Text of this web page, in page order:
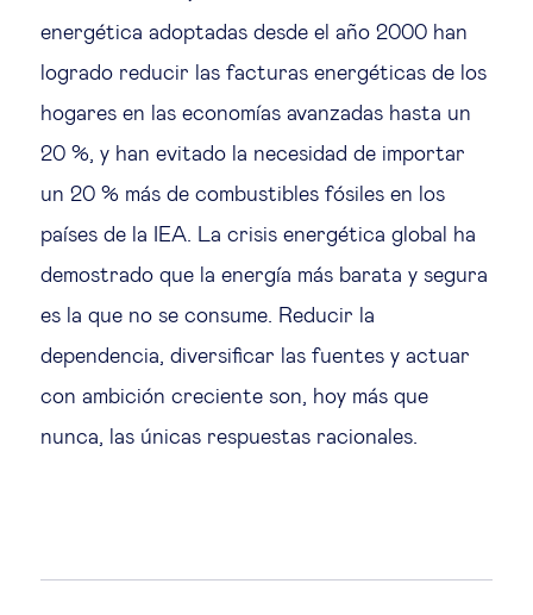
energética adoptadas desde el año 2000 han
logrado reducir las facturas energéticas de los
hogares en las economías avanzadas hasta un
20 %, y han evitado la necesidad de importar
un 20 % más de combustibles fósiles en los
países de la IEA. La crisis energética global ha
demostrado que la energía más barata y segura
es la que no se consume. Reducir la
dependencia, diversificar las fuentes y actuar
con ambición creciente son, hoy más que
nunca, las únicas respuestas racionales.